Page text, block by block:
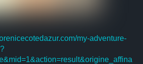
my-adventure-